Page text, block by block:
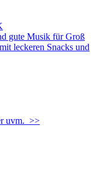
gute Musik für Groß
leckeren Snacks und
uvm. >>